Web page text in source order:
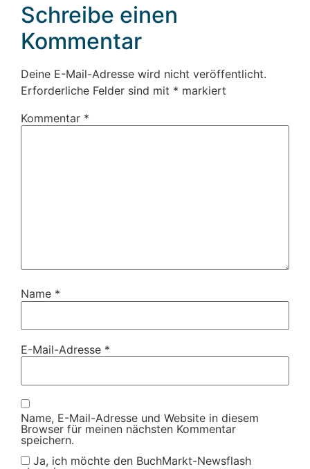
Schreibe einen
Kommentar
Deine E-Mail-Adresse wird nicht veröffentlicht.
Erforderliche Felder sind mit * markiert
Kommentar *
Name *
E-Mail-Adresse *
Name, E-Mail-Adresse und Website in diesem
Browser für meinen nächsten Kommentar
speichern.
Ja, ich möchte den BuchMarkt-Newsflash